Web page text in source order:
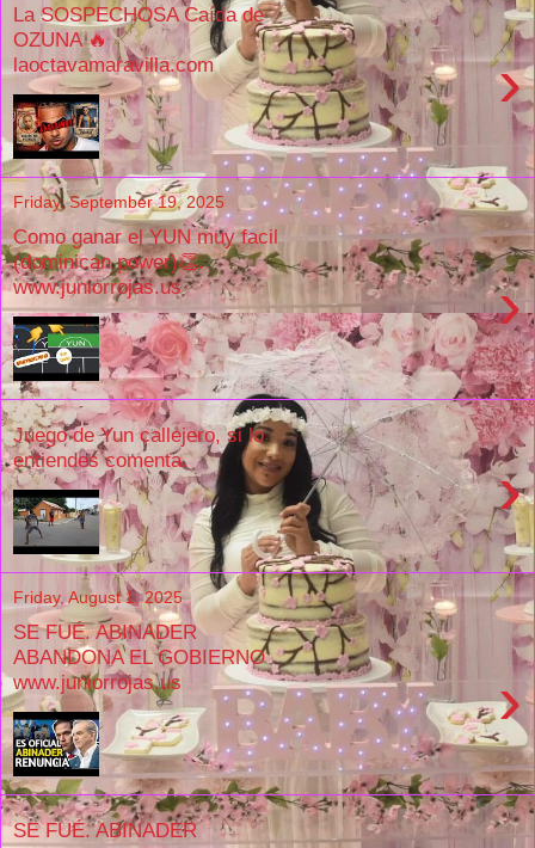
La SOSPECHOSA Caída de
OZUNA 🔥
laoctavamaravilla.com
›
Friday, September 19, 2025
Como ganar el YUN muy facil
(dominican power)👏.
www.juniorrojas.us
›
Juego de Yun callejero, si lo
entiendes comenta.
›
Friday, August 1, 2025
SE FUÉ. ABINADER
ABANDONA EL GOBIERNO
www.juniorrojas.us
›
SE FUÉ. ABINADER